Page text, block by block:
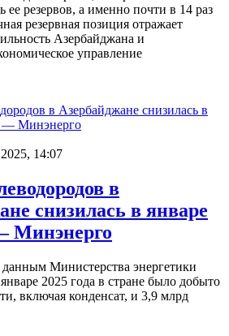
ее резервов, а именно почти в 14 раз
резервная позиция отражает
Азербайджана и
управление
14:07
в
снизилась в январе
Минэнерго
Министерства энергетики
2025 года в стране было добыто
включая конденсат, и 3,9 млрд